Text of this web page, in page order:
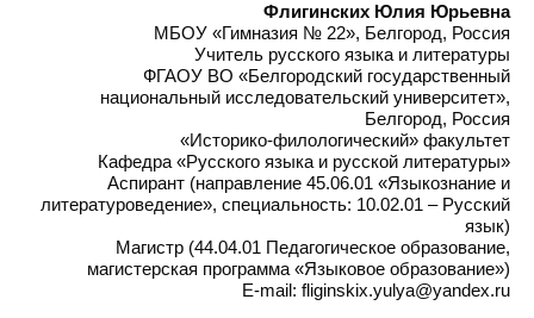
Флигинских Юлия Юрьевна
МБОУ «Гимназия № 22», Белгород, Россия
Учитель русского языка и литературы
ФГАОУ ВО «Белгородский государственный
национальный исследовательский университет»,
Белгород, Россия
«Историко-филологический» факультет
Кафедра «Русского языка и русской литературы»
Аспирант (направление 45.06.01 «Языкознание и
литературоведение», специальность: 10.02.01 – Русский
язык)
Магистр (44.04.01 Педагогическое образование,
магистерская программа «Языковое образование»)
E-mail: fliginskix.yulya@yandex.ru